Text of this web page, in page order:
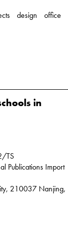
design office
in
TS
Publications Import
210037 Nanjing,